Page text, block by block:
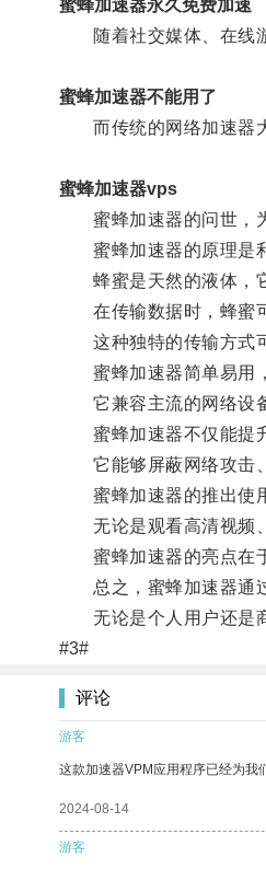
蜜蜂加速器永久免费加速
随着社交媒体、在线游
蜜蜂加速器不能用了
而传统的网络加速器大
蜜蜂加速器vps
蜜蜂加速器的问世，为
蜜蜂加速器的原理是利
蜂蜜是天然的液体，它
在传输数据时，蜂蜜可
这种独特的传输方式可
蜜蜂加速器简单易用，
它兼容主流的网络设备
蜜蜂加速器不仅能提升
它能够屏蔽网络攻击、
蜜蜂加速器的推出使用
无论是观看高清视频、
蜜蜂加速器的亮点在于
总之，蜜蜂加速器通过
无论是个人用户还是商
#3#
评论
游客
这款加速器VPM应用程序已经为我
2024-08-14
游客